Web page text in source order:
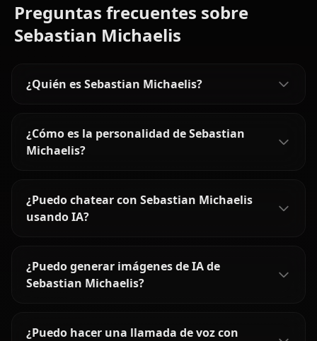
Preguntas frecuentes sobre
Sebastian Michaelis
¿Quién es Sebastian Michaelis?
¿Cómo es la personalidad de Sebastian
Michaelis?
¿Puedo chatear con Sebastian Michaelis
usando IA?
¿Puedo generar imágenes de IA de
Sebastian Michaelis?
¿Puedo hacer una llamada de voz con